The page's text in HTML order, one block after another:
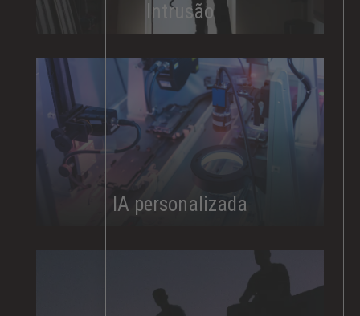
Intrusão
IA personalizada